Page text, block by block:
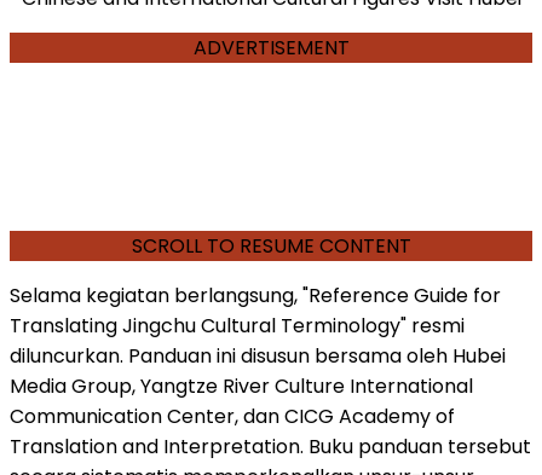
ADVERTISEMENT
SCROLL TO RESUME CONTENT
Selama kegiatan berlangsung, "Reference Guide for
Translating Jingchu Cultural Terminology" resmi
diluncurkan. Panduan ini disusun bersama oleh Hubei
Media Group, Yangtze River Culture International
Communication Center, dan CICG Academy of
Translation and Interpretation. Buku panduan tersebut